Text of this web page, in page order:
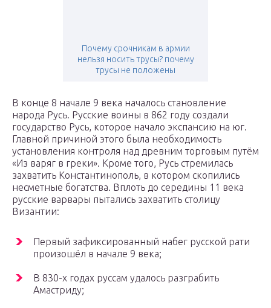
Почему срочникам в армии
нельзя носить трусы? почему
трусы не положены
В конце 8 начале 9 века началось становление
народа Русь. Русские воины в 862 году создали
государство Русь, которое начало экспансию на юг.
Главной причиной этого была необходимость
установления контроля над древним торговым путём
«Из варяг в греки». Кроме того, Русь стремилась
захватить Константинополь, в котором скопились
несметные богатства. Вплоть до середины 11 века
русские варвары пытались захватить столицу
Византии:
Первый зафиксированный набег русской рати
произошёл в начале 9 века;
В 830-х годах руссам удалось разграбить
Амастриду;